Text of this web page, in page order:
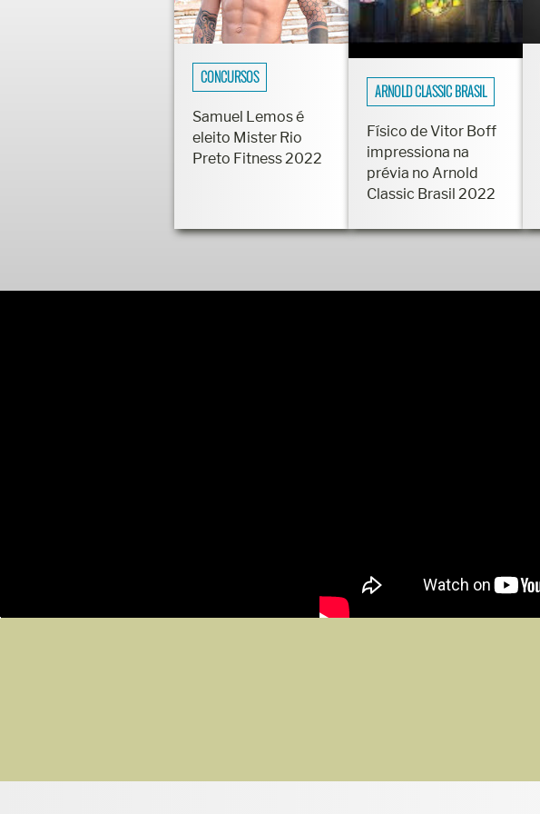
CONCURSOS
Samuel Lemos é
eleito Mister Rio
Preto Fitness 2022
ARNOLD CLASSIC BRASIL
Físico de Vitor Boff
impressiona na
prévia no Arnold
Classic Brasil 2022